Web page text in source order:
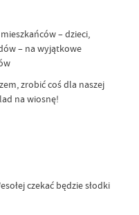
– dzieci,
– na wyjątkowe
zrobić coś dla naszej
na wiosnę!
czekać będzie słodki